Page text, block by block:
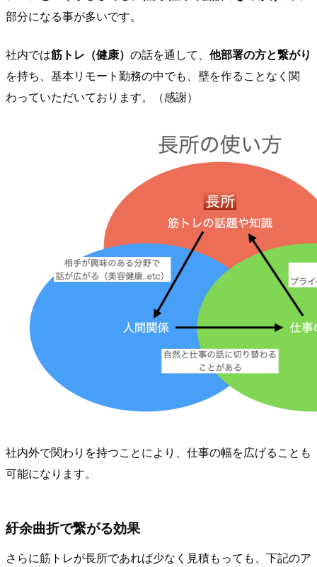
部分になる事が多いです。
社内では筋トレ（健康） の話を通して、 他部署の方と繋がり
を持ち、基本リモート勤務の中でも、壁を作ることなく関
わっていただいております。（感謝）
社内外で関わりを持つことにより、仕事の幅を広げることも
可能になります。
紆余曲折で繋がる効果
さらに筋トレが長所であれば少なく見積もっても、下記のア